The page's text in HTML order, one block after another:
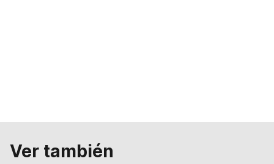
Ver también